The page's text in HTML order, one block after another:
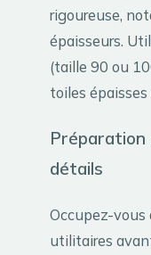
rigoureuse,
épaisseurs.
(taille 90 ou
toiles
Préparation
détails
Occupez-vous
utilitaires